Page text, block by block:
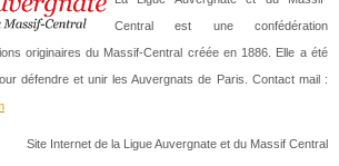
Central est une confédération
originaires du Massif-Central créée en 1886. Elle a été
défendre et unir les Auvergnats de Paris. Contact mail :
Site Internet de la Ligue Auvergnate et du Massif Central